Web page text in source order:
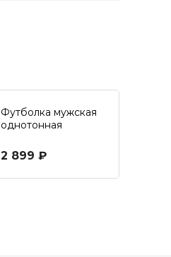
Футболка мужская
однотонная
принтом
2 899 ₽